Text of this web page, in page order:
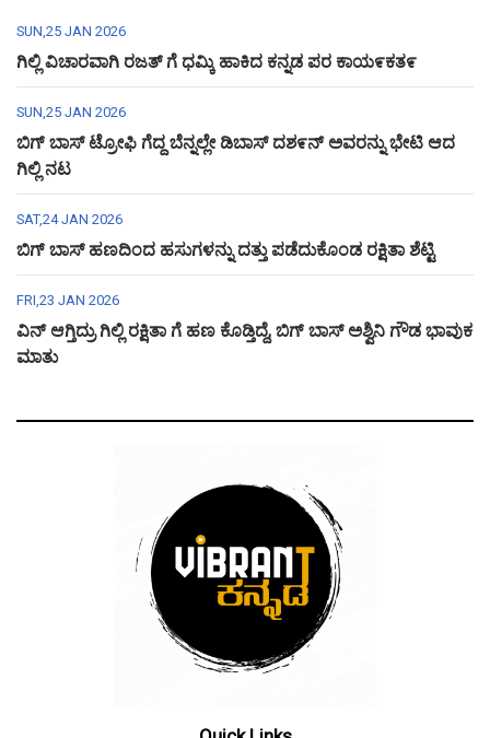
SUN,25 JAN 2026
ಗಿಲ್ಲಿ ವಿಚಾರವಾಗಿ ರಜತ್ ಗೆ ಧಮ್ಕಿ ಹಾಕಿದ ಕನ್ನಡ ಪರ ಕಾಯ೯ಕತ೯
SUN,25 JAN 2026
ಬಿಗ್ ಬಾಸ್ ಟ್ರೋಫಿ ಗೆದ್ದ ಬೆನ್ನಲ್ಲೇ ಡಿಬಾಸ್ ದಶ೯ನ್ ಅವರನ್ನು ಭೇಟಿ ಆದ
ಗಿಲ್ಲಿ ನಟ
SAT,24 JAN 2026
ಬಿಗ್ ಬಾಸ್ ಹಣದಿಂದ ಹಸುಗಳನ್ನು ದತ್ತು ಪಡೆದುಕೊಂಡ ರಕ್ಷಿತಾ ಶೆಟ್ಟಿ
FRI,23 JAN 2026
ವಿನ್ ಆಗ್ತಿದ್ರು ಗಿಲ್ಲಿ ರಕ್ಷಿತಾ ಗೆ ಹಣ ಕೊಡ್ತಿದ್ದೆ, ಬಿಗ್ ಬಾಸ್ ಅಶ್ವಿನಿ ಗೌಡ ಭಾವುಕ
ಮಾತು